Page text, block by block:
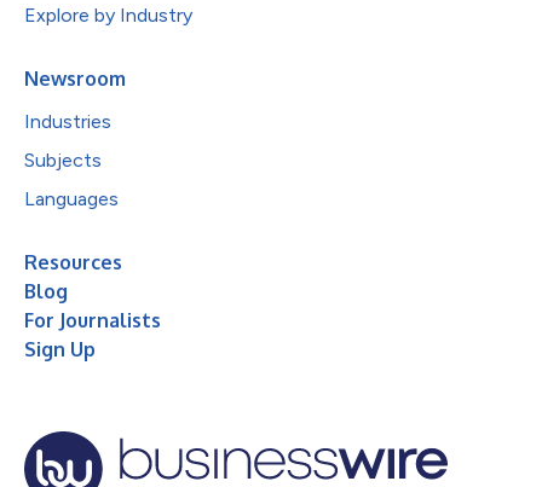
Explore by Industry
Newsroom
Industries
Subjects
Languages
Resources
Blog
For Journalists
Sign Up